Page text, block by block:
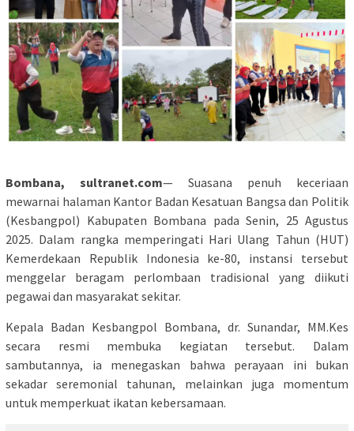
Bombana, sultranet.com— Suasana penuh keceriaan
mewarnai halaman Kantor Badan Kesatuan Bangsa dan Politik
(Kesbangpol) Kabupaten Bombana pada Senin, 25 Agustus
2025. Dalam rangka memperingati Hari Ulang Tahun (HUT)
Kemerdekaan Republik Indonesia ke-80, instansi tersebut
menggelar beragam perlombaan tradisional yang diikuti
pegawai dan masyarakat sekitar.
Kepala Badan Kesbangpol Bombana, dr. Sunandar, MM.Kes
secara resmi membuka kegiatan tersebut. Dalam
sambutannya, ia menegaskan bahwa perayaan ini bukan
sekadar seremonial tahunan, melainkan juga momentum
untuk memperkuat ikatan kebersamaan.